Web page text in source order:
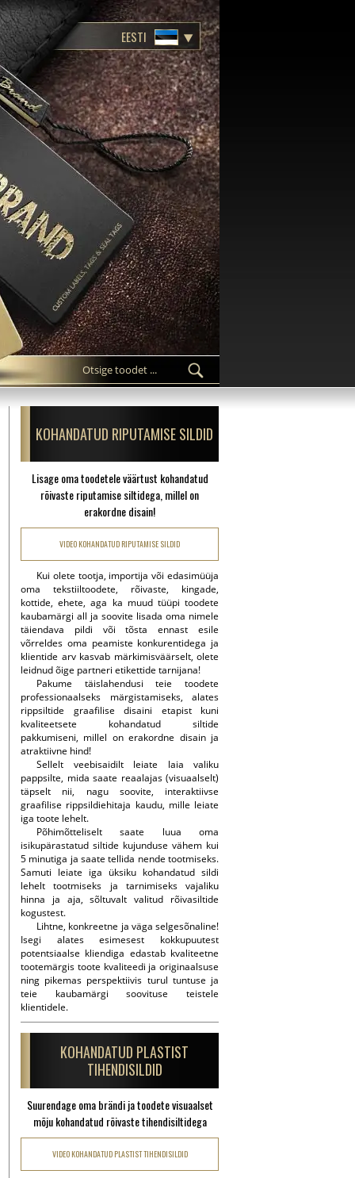
EESTI
KOHANDATUD RIPUTAMISE SILDID
Lisage oma toodetele väärtust kohandatud
rõivaste riputamise siltidega, millel on
erakordne disain!
VIDEO KOHANDATUD RIPUTAMISE SILDID
Kui olete tootja, importija või edasimüüja
oma tekstiiltoodete, rõivaste, kingade,
kottide, ehete, aga ka muud tüüpi toodete
kaubamärgi all ja soovite lisada oma nimele
täiendava pildi või tõsta ennast esile
võrreldes oma peamiste konkurentidega ja
klientide arv kasvab märkimisväärselt, olete
leidnud õige partneri etikettide tarnijana!
Pakume täislahendusi teie toodete
professionaalseks märgistamiseks, alates
rippsiltide graafilise disaini etapist kuni
kvaliteetsete kohandatud siltide
pakkumiseni, millel on erakordne disain ja
atraktiivne hind!
Sellelt veebisaidilt leiate laia valiku
pappsilte, mida saate reaalajas (visuaalselt)
täpselt nii, nagu soovite, interaktiivse
graafilise rippsildiehitaja kaudu, mille leiate
iga toote lehelt.
Põhimõtteliselt saate luua oma
isikupärastatud siltide kujunduse vähem kui
5 minutiga ja saate tellida nende tootmiseks.
Samuti leiate iga üksiku kohandatud sildi
lehelt tootmiseks ja tarnimiseks vajaliku
hinna ja aja, sõltuvalt valitud rõivasiltide
kogustest.
Lihtne, konkreetne ja väga selgesõnaline!
Isegi alates esimesest kokkupuutest
potentsiaalse kliendiga edastab kvaliteetne
tootemärgis toote kvaliteedi ja originaalsuse
ning pikemas perspektiivis turul tuntuse ja
teie kaubamärgi soovituse teistele
klientidele.
KOHANDATUD PLASTIST
TIHENDISILDID
Suurendage oma brändi ja toodete visuaalset
mõju kohandatud rõivaste tihendisiltidega
VIDEO KOHANDATUD PLASTIST TIHENDISILDID